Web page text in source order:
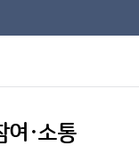
여·소통